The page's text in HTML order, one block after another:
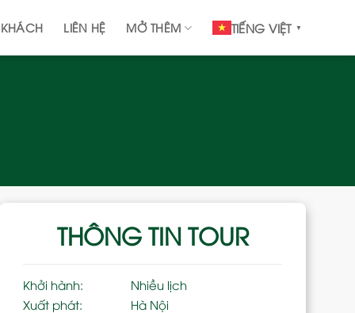
LIÊN HỆ MỞ THÊM TIẾNG VIỆT ▼
THÔNG TIN TOUR
Khởi hành:
Nhiều lịch
Xuất phát:
Hà Nội